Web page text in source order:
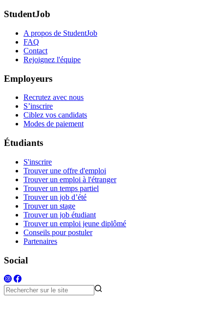
StudentJob
A propos de StudentJob
FAQ
Contact
Rejoignez l'équipe
Employeurs
Recrutez avec nous
S’inscrire
Ciblez vos candidats
Modes de paiement
Étudiants
S'inscrire
Trouver une offre d'emploi
Trouver un emploi à l'étranger
Trouver un temps partiel
Trouver un job d’été
Trouver un stage
Trouver un job étudiant
Trouver un emploi jeune diplômé
Conseils pour postuler
Partenaires
Social